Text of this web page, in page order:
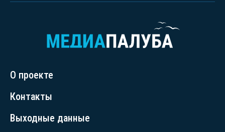
О проекте
Контакты
Выходные данные